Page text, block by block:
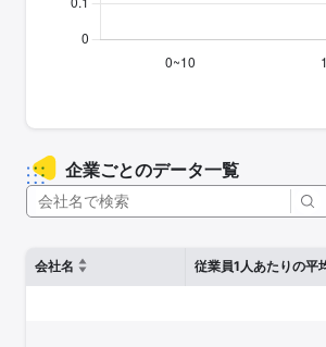
企業ごとのデータ一覧
会社名 従業員1人あたりの平